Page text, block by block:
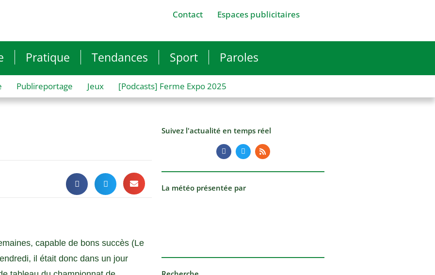
Contact Espaces publicitaires
Pratique Tendances Sport Paroles
Publireportage Jeux [Podcasts] Ferme Expo 2025
capable de bons succès (Le
il était donc dans un jour
Suivez l'actualité en temps réel
La météo présentée par